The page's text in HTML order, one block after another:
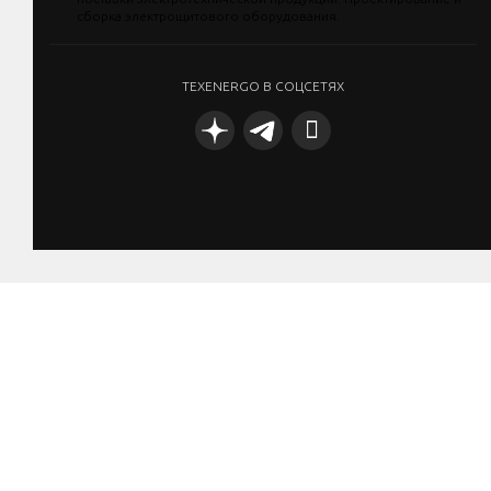
TEXENERGO В СОЦСЕТЯХ